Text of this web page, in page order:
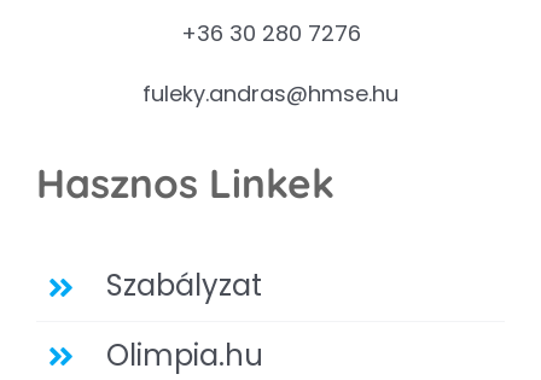
+36 30 280 7276
fuleky.andras@hmse.hu
Hasznos Linkek
Szabályzat
Olimpia.hu